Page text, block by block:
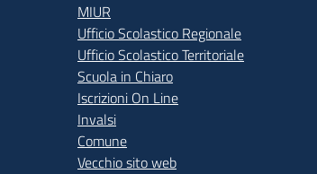
MIUR
Ufficio Scolastico Regionale
Ufficio Scolastico Territoriale
Scuola in Chiaro
Iscrizioni On Line
Invalsi
Comune
Vecchio sito web